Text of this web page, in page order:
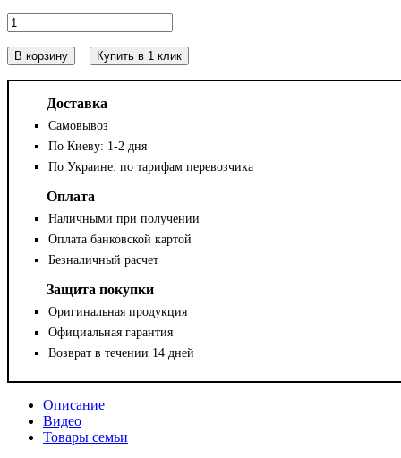
В корзину Купить в 1 клик
Доставка
Самовывоз
По Киеву: 1-2 дня
По Украине: по тарифам перевозчика
Оплата
Наличными при получении
Оплата банковской картой
Безналичный расчет
Защита покупки
Оригинальная продукция
Официальная гарантия
Возврат в течении 14 дней
Описание
Видео
Товары семьи